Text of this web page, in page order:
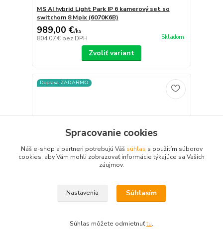
MS AI hybrid Light Park IP 6 kamerový set so
switchom 8 Mpix (6070K6B)
989,00 €/ks
804,07 € bez DPH Skladom
Zvoliť variant
Doprava ZADARMO
Spracovanie cookies
Náš e-shop a partneri potrebujú Váš súhlas s použitím súborov
cookies, aby Vám mohli zobrazovať informácie týkajúce sa Vašich
záujmov.
Nastavenia Súhlasím
Súhlas môžete odmietnuťtu.
100 %